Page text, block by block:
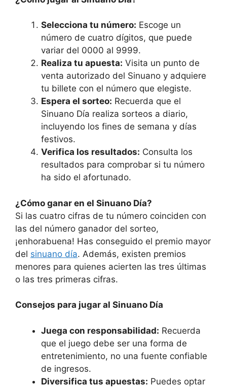
Selecciona tu número: Escoge un
número de cuatro dígitos, que puede
variar del 0000 al 9999.
Realiza tu apuesta: Visita un punto de
venta autorizado del Sinuano y adquiere
tu billete con el número que elegiste.
Espera el sorteo: Recuerda que el
Sinuano Día realiza sorteos a diario,
incluyendo los fines de semana y días
festivos.
Verifica los resultados: Consulta los
resultados para comprobar si tu número
ha sido el afortunado.
¿Cómo ganar en el Sinuano Día?
Si las cuatro cifras de tu número coinciden con
las del número ganador del sorteo,
¡enhorabuena! Has conseguido el premio mayor
del sinuano día. Además, existen premios
menores para quienes acierten las tres últimas
o las tres primeras cifras.
Consejos para jugar al Sinuano Día
Juega con responsabilidad: Recuerda
que el juego debe ser una forma de
entretenimiento, no una fuente confiable
de ingresos.
Diversifica tus apuestas: Puedes optar